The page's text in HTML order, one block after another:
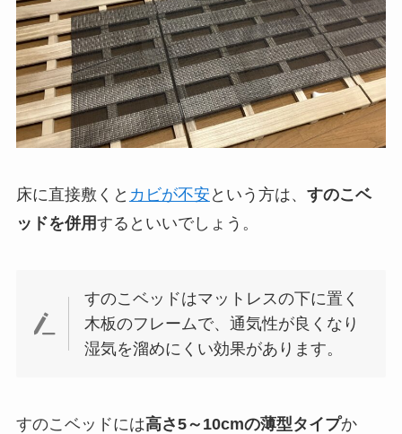
床に直接敷くと カビが不安 という方は、 すのこベ
ッドを併用するといいでしょう。
すのこベッドはマットレスの下に置く
木板のフレームで、通気性が良くなり
湿気を溜めにくい効果があります。
すのこベッドには高さ5～10cmの薄型タイプか